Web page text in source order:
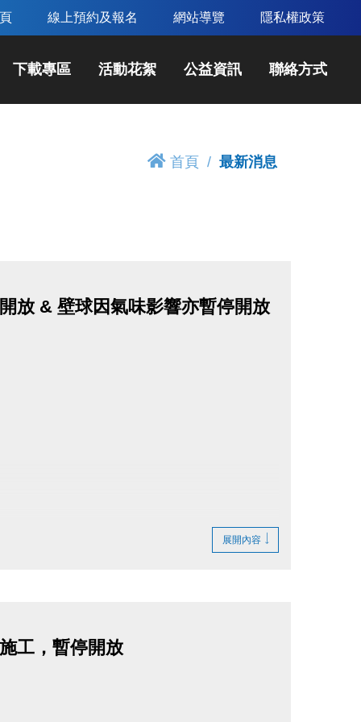
線上預約及報名 網站導覽 隱私權政策
下載專區 活動花絮 公益資訊 聯絡方式
首頁 最新消息
放 & 壁球因氣味影響亦暫停開放
展開內容
工，暫停開放